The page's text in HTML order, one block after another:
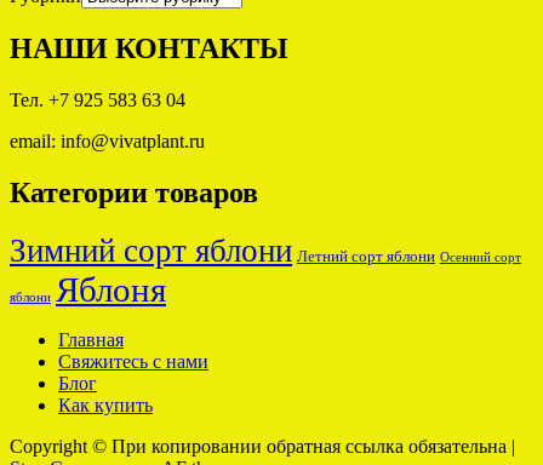
НАШИ КОНТАКТЫ
Тел. +7 925 583 63 04
email: info@vivatplant.ru
Категории товаров
Зимний сорт яблони Летний сорт яблони Осенний сорт
яблони Яблоня
Главная
Свяжитесь с нами
Блог
Как купить
Copyright © При копировании обратная ссылка обязательна